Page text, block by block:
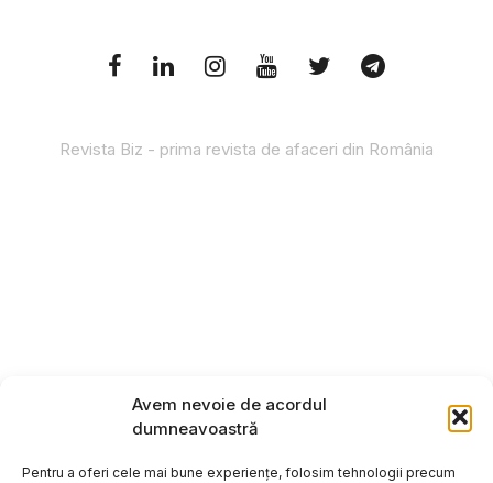
Avem nevoie de acordul
dumneavoastră
Pentru a oferi cele mai bune experiențe, folosim tehnologii precum
Revista Biz - prima revista de afaceri din România